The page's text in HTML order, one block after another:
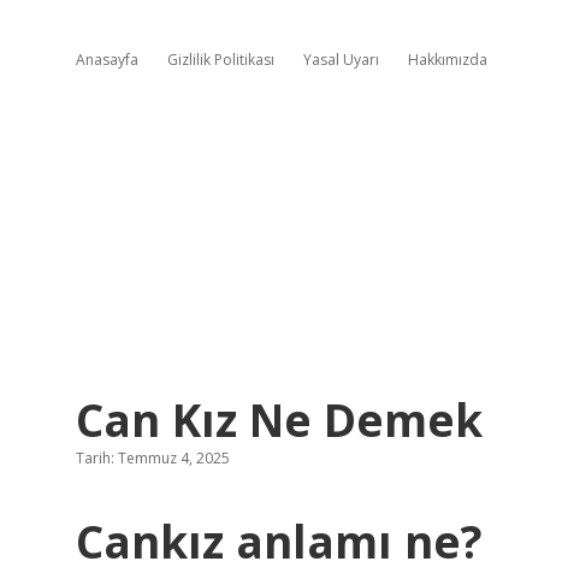
Anasayfa Gizlilik Politikası Yasal Uyarı Hakkımızda
Can Kız Ne Demek
Tarih: Temmuz 4, 2025
Cankız anlamı ne?